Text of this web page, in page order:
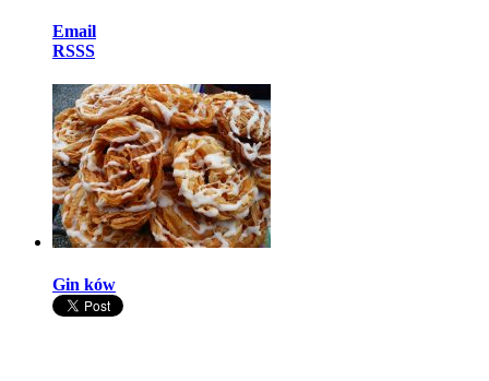
Email
RSSS
Gin ków